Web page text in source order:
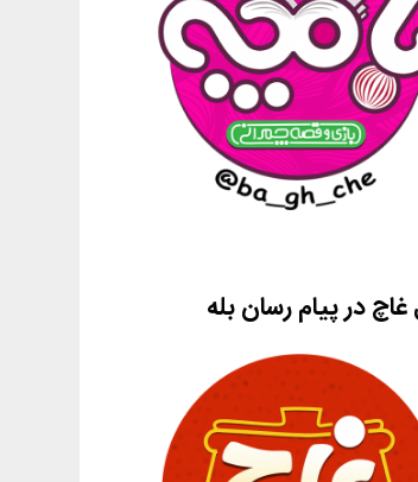
غاچ در پیام رسان بله